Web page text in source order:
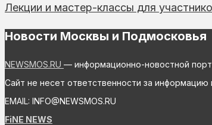
Лекции и мастер-классы для
Новости Москвы и Подмосковья
NEWSMOS.RU — информационно-новостной
Сайт не несет ответственности за
EMAIL: INFO@NEWSMOS.RU
FiNE NEWS